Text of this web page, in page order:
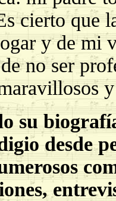
cierto que
y de mi
no ser
su
desde